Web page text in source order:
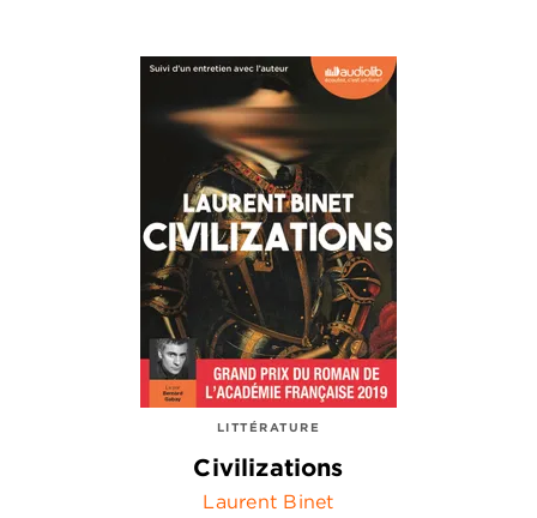
LITTÉRATURE
Civilizations
Laurent Binet